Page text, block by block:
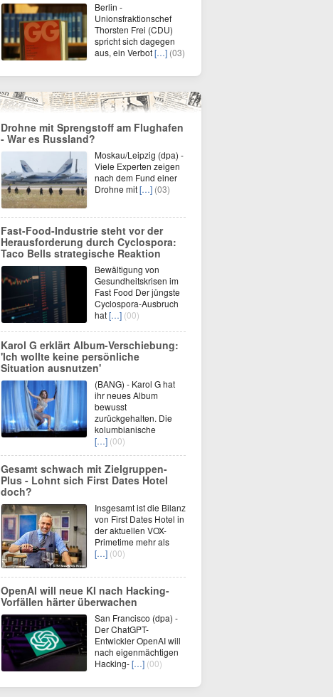
Berlin -
Unionsfraktionschef
Thorsten Frei (CDU)
spricht sich dagegen
aus, ein Verbot[…] (03)
Drohne mit Sprengstoff am Flughafen
- War es Russland?
Moskau/Leipzig (dpa) -
Viele Experten zeigen
nach dem Fund einer
Drohne mit[…] (03)
Fast-Food-Industrie steht vor der
Herausforderung durch Cyclospora:
Taco Bells strategische Reaktion
Bewältigung von
Gesundheitskrisen im
Fast Food Der jüngste
Cyclospora-Ausbruch
hat[…] (00)
Karol G erklärt Album-Verschiebung:
'Ich wollte keine persönliche
Situation ausnutzen'
(BANG) - Karol G hat
ihr neues Album
bewusst
zurückgehalten. Die
kolumbianische
[…] (00)
Gesamt schwach mit Zielgruppen-
Plus - Lohnt sich First Dates Hotel
doch?
Insgesamt ist die Bilanz
von First Dates Hotel in
der aktuellen VOX-
Primetime mehr als
[…] (00)
OpenAI will neue KI nach Hacking-
Vorfällen härter überwachen
San Francisco (dpa) -
Der ChatGPT-
Entwickler OpenAI will
nach eigenmächtigen
Hacking-[…] (00)